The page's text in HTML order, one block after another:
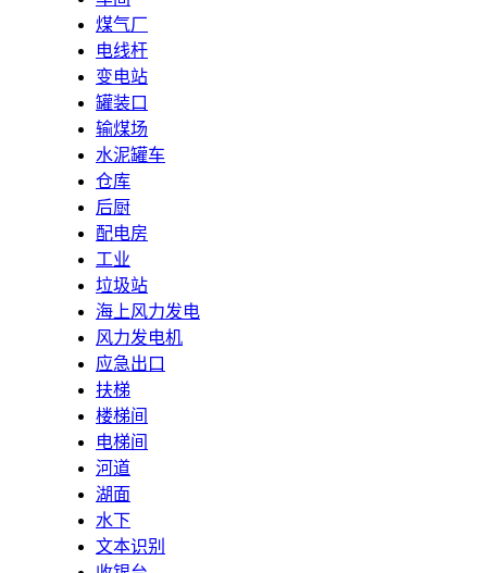
煤气厂
电线杆
变电站
罐装口
输煤场
水泥罐车
仓库
后厨
配电房
工业
垃圾站
海上风力发电
风力发电机
应急出口
扶梯
楼梯间
电梯间
河道
湖面
水下
文本识别